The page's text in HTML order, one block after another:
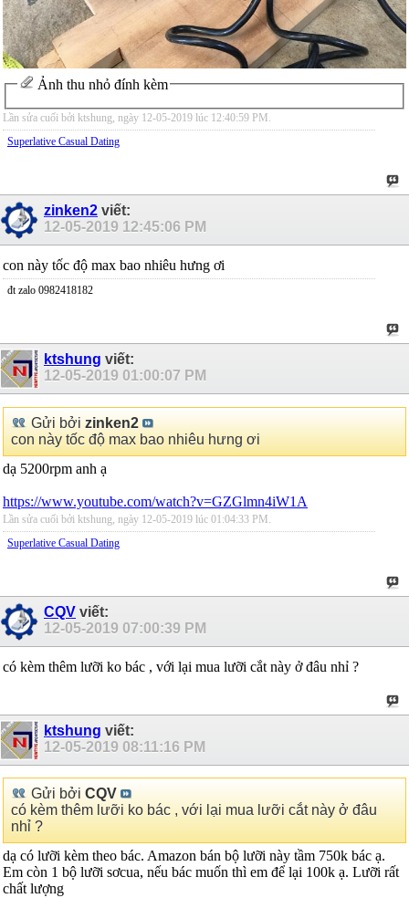
Ảnh thu nhỏ đính kèm
Lần sửa cuối bởi ktshung, ngày 12-05-2019 lúc 12:40:59 PM .
Superlative Сasual Dating
zinken2 viết:
12-05-2019 12:45:06 PM
con này tốc độ max bao nhiêu hưng ơi
đt zalo 0982418182
ktshung viết:
12-05-2019 01:00:07 PM
Gửi bởi zinken2
con này tốc độ max bao nhiêu hưng ơi
dạ 5200rpm anh ạ
https://www.youtube.com/watch?v=GZGlmn4iW1A
Lần sửa cuối bởi ktshung, ngày 12-05-2019 lúc 01:04:33 PM
Superlative Сasual Dating
CQV viết:
12-05-2019 07:00:39 PM
có kèm thêm lưỡi ko bác , với lại mua lưỡi cắt này ở đâu nhỉ ?
ktshung viết:
12-05-2019 08:11:16 PM
Gửi bởi CQV
có kèm thêm lưỡi ko bác , với lại mua lưỡi cắt này ở đâu
nhỉ ?
dạ có lưỡi kèm theo bác. Amazon bán bộ lưỡi này tầm 750k bác ạ.
Em còn 1 bộ lưỡi sơcua, nếu bác muốn thì em để lại 100k ạ. Lưỡi rất
chất lượng